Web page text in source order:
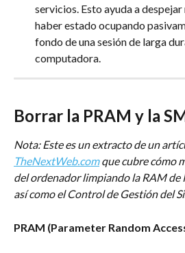
servicios. Esto ayuda a
haber estado ocupando
fondo de una sesión de larga
computadora.
Borrar la PRAM y la
Nota: Este es un extracto de un
TheNextWeb.com que cubre cómo
del ordenador limpiando la RAM de
así como el Control de Gestión del
PRAM (Parameter Random